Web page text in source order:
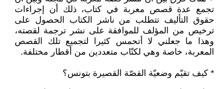
تجمع عدة قصص معربة في كتاب، ذلك أن إجراءات
حقوق التأليف تتطلب من ناشر الكتاب الحصول على
ترخيص من المؤلف للموافقة على نشر ترجمة لقصته،
وهذا ما جعلني لا أتحمس كثيرا لتجميع تلك القصص
المعربة، خاصة وهي لكتّاب متعددين من أقطار مختلفة.
* كيف تقيّم وضعيّة القصّة القصيرة بتونس؟